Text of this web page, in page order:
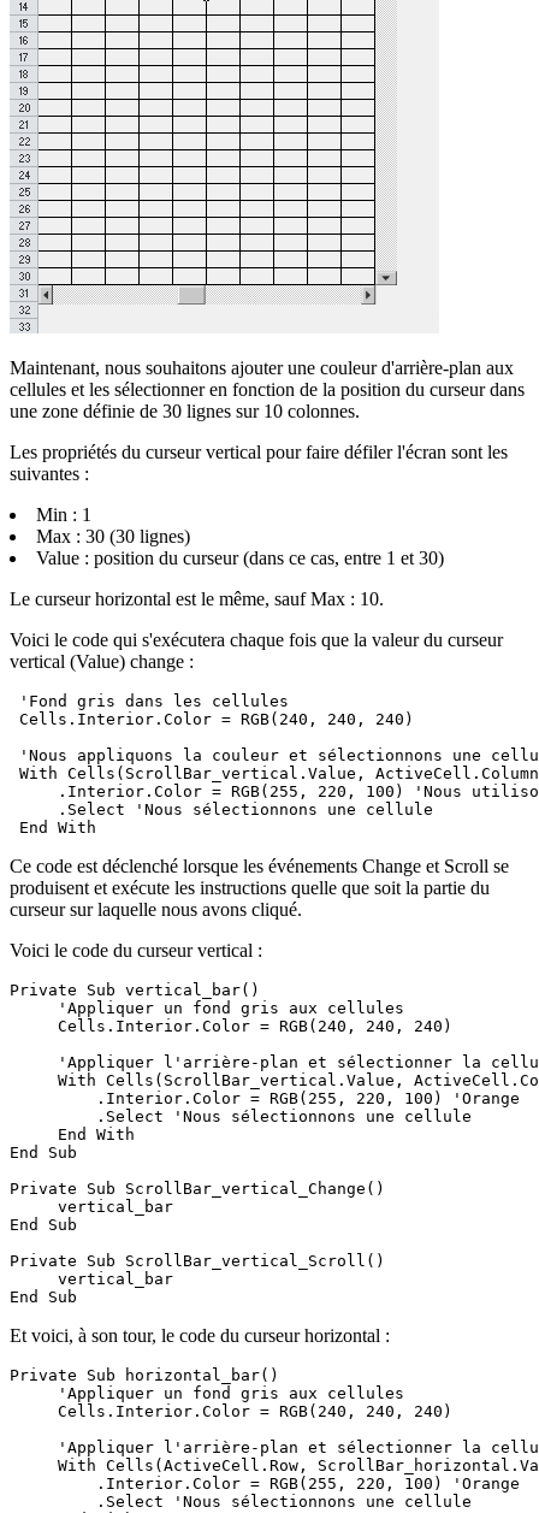
Maintenant, nous souhaitons ajouter une couleur d'arrière-plan aux
cellules et les sélectionner en fonction de la position du curseur dans
une zone définie de 30 lignes sur 10 colonnes.
Les propriétés du curseur vertical pour faire défiler l'écran sont les
suivantes :
Min : 1
Max : 30 (30 lignes)
Value : position du curseur (dans ce cas, entre 1 et 30)
Le curseur horizontal est le même, sauf Max : 10.
Voici le code qui s'exécutera chaque fois que la valeur du curseur
vertical (Value) change :
'Fond gris dans les cellules
Cells.Interior.Color = RGB(240, 240, 240)
'Nous appliquons la couleur et sélectionnons une
With Cells(ScrollBar_vertical.Value,
.Interior.Color = RGB(255, 220, 100) 'Nous
     .Select 'Nous sélectionnons une cellule
Ce code est déclenché lorsque les événements Change et Scroll se
produisent et exécute les instructions quelle que soit la partie du
curseur sur laquelle nous avons cliqué.
Voici le code du curseur vertical :
Private Sub vertical_bar()
     'Appliquer un fond gris aux cellules
     Cells.Interior.Color = RGB(240, 240, 240)
'Appliquer l'arrière-plan et sélectionner la
With Cells(ScrollBar_vertical.Value,
         .Interior.Color = RGB(255, 220, 100) 'Orange
         .Select 'Nous sélectionnons une cellule
     End With
End Sub
Private Sub ScrollBar_vertical_Change()
     vertical_bar
End Sub
Private Sub ScrollBar_vertical_Scroll()
     vertical_bar
Et voici, à son tour, le code du curseur horizontal :
Private Sub horizontal_bar()
     'Appliquer un fond gris aux cellules
     Cells.Interior.Color = RGB(240, 240, 240)
'Appliquer l'arrière-plan et sélectionner la
With Cells(ActiveCell.Row,
         .Interior.Color = RGB(255, 220, 100) 'Orange
         .Select 'Nous sélectionnons une cellule